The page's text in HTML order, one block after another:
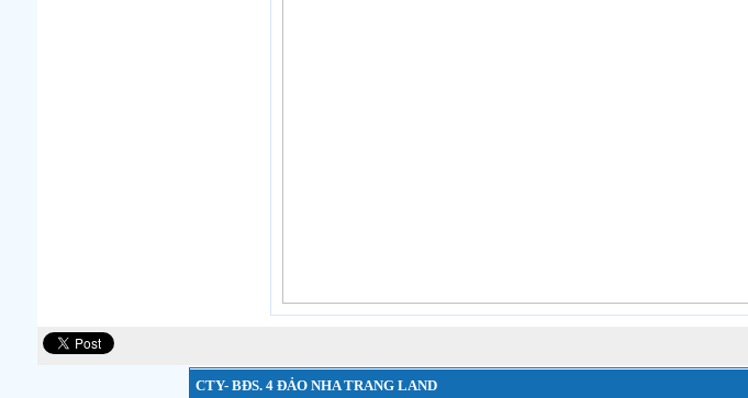
CTY- BĐS. 4 ĐẢO NHA TRANG LAND